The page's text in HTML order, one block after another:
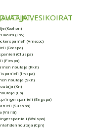
YLÖSAJAVAT JA VESIKOIRAT
(Koohon)
(Esv)
(Amecoc)
(Cocspa)
(Cluspa)
(Fiespa)
noutaja (Kkn)
(Irvspa)
noutaja (Skn)
(Kn)
(Lb)
(Engspa)
(Susspa)
(Viiriä)
(Walspa)
(Cpn)